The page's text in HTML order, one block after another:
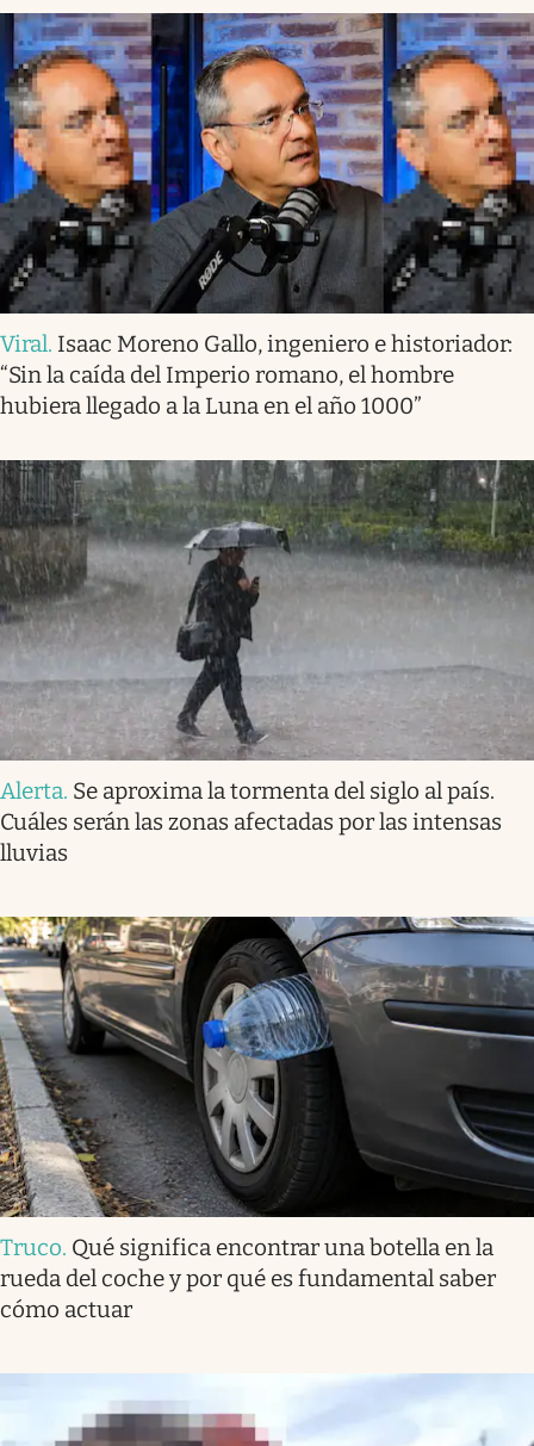
Viral. Isaac Moreno Gallo, ingeniero e historiador:
“Sin la caída del Imperio romano, el hombre
hubiera llegado a la Luna en el año 1000”
Alerta. Se aproxima la tormenta del siglo al país.
Cuáles serán las zonas afectadas por las intensas
lluvias
Truco. Qué significa encontrar una botella en la
rueda del coche y por qué es fundamental saber
cómo actuar